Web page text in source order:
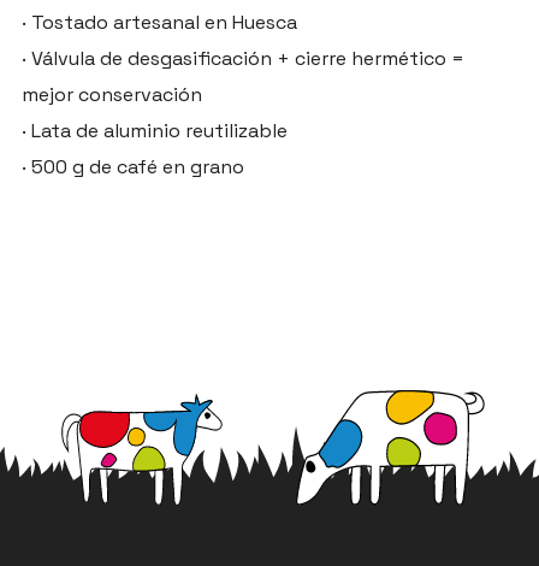
· Tostado artesanal en Huesca
· Válvula de desgasificación + cierre hermético =
mejor conservación
· Lata de aluminio reutilizable
· 500 g de café en grano